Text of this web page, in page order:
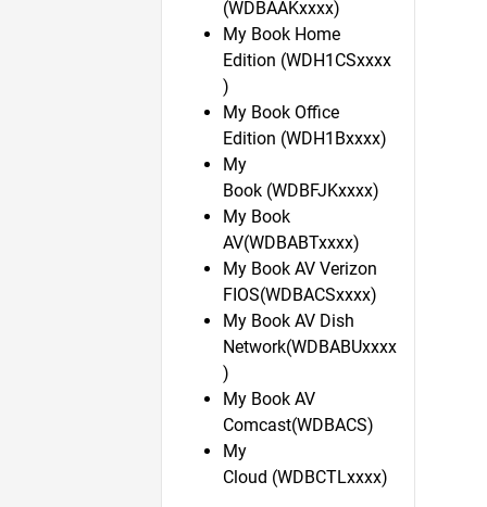
(WDBAAKxxxx)
My Book Home
Edition (WDH1CSxxxx
)
My Book Office
Edition (WDH1Bxxxx)
My
Book (WDBFJKxxxx)
My Book
AV(WDBABTxxxx)
My Book AV Verizon
FIOS(WDBACSxxxx)
My Book AV Dish
Network(WDBABUxxxx
)
My Book AV
Comcast(WDBACS)
My
Cloud (WDBCTLxxxx)